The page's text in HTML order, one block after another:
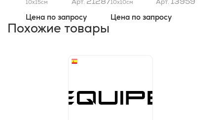
10x15см Арт.
Цена по запросу
10x10см Арт.
Цена по запросу
Похожие товары